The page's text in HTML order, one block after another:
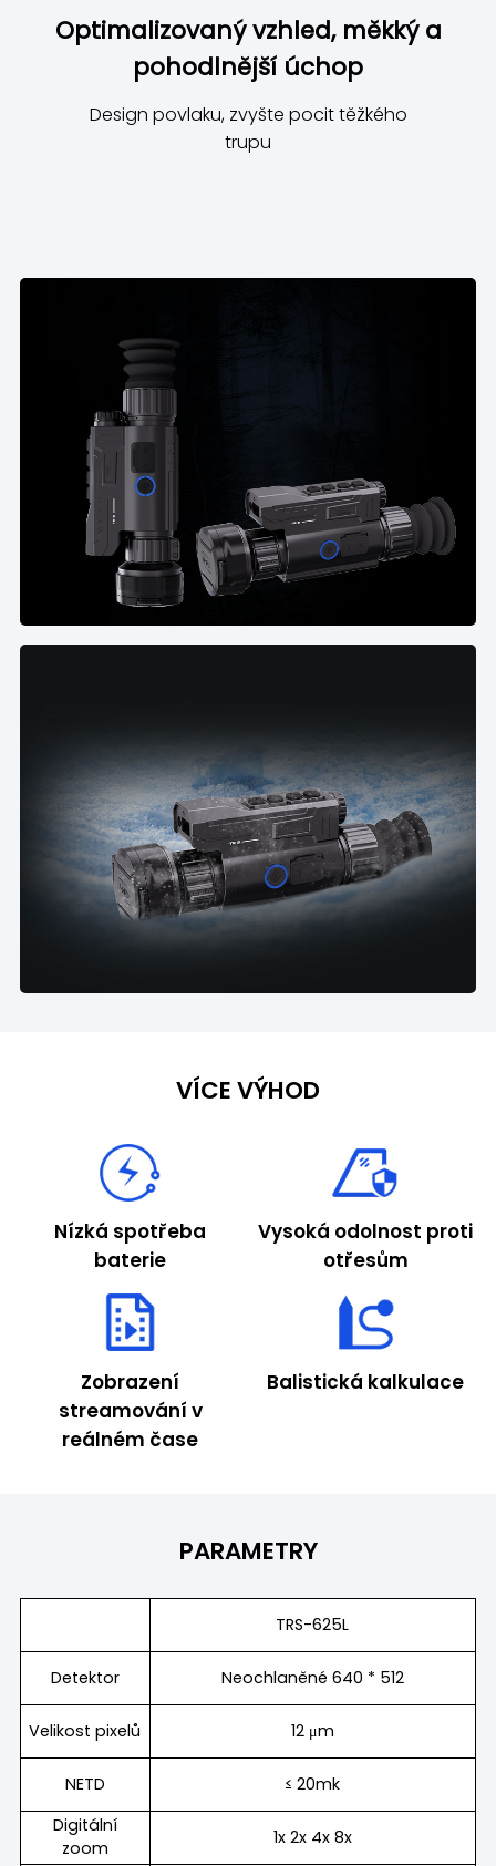
Optimalizovaný vzhled, měkký a
pohodlnější úchop
Design povlaku, zvyšte pocit těžkého
trupu
VÍCE VÝHOD
Nízká spotřeba
baterie
Vysoká odolnost proti
otřesům
Zobrazení
streamování v
reálném čase
Balistická kalkulace
PARAMETRY
TRS-625L
Detektor Neochlaněné 640 * 512
Velikost pixelů 12 μm
NETD
≤ 20mk
Digitální
zoom
1x 2x 4x 8x